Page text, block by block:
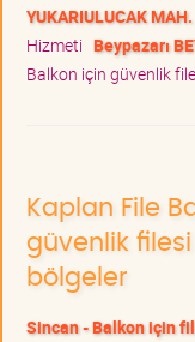
YUKARIULUCAK MAH.
Hizmeti Beypazarı
Balkon için güvenlik
Kaplan File
güvenlik
bölgeler
Sincan - Balkon için